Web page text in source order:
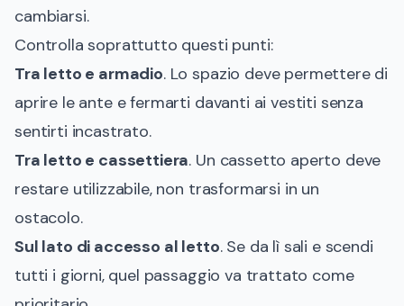
cambiarsi.
Controlla soprattutto questi punti:
Tra letto e armadio. Lo spazio deve permettere di
aprire le ante e fermarti davanti ai vestiti senza
sentirti incastrato.
Tra letto e cassettiera. Un cassetto aperto deve
restare utilizzabile, non trasformarsi in un
ostacolo.
Sul lato di accesso al letto. Se da lì sali e scendi
tutti i giorni, quel passaggio va trattato come